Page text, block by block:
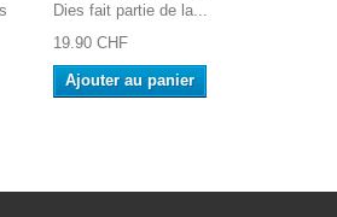
Dies fait partie de la...
19.90 CHF
Ajouter au panier